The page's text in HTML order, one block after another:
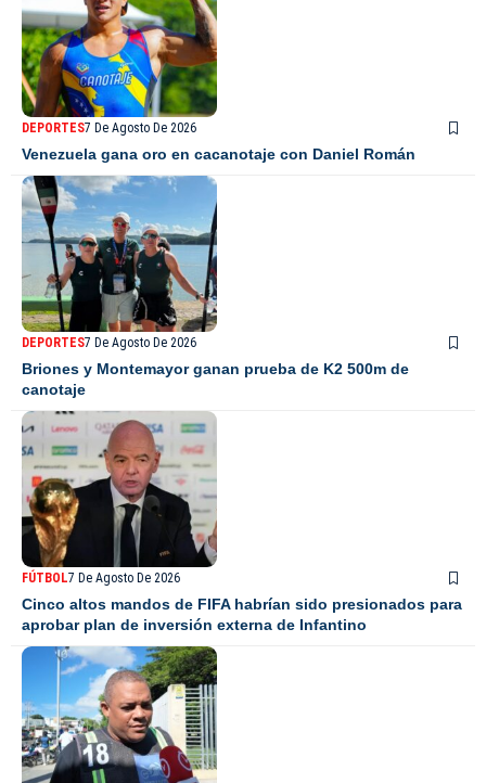
DEPORTES7 De Agosto De 2026
Venezuela gana oro en cacanotaje con Daniel Román
DEPORTES7 De Agosto De 2026
Briones y Montemayor ganan prueba de K2 500m de
canotaje
FÚTBOL7 De Agosto De 2026
Cinco altos mandos de FIFA habrían sido presionados para
aprobar plan de inversión externa de Infantino